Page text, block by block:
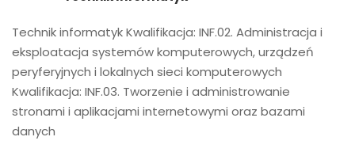
Technik informatyk Kwalifikacja: INF.02. Administracja i
eksploatacja systemów komputerowych, urządzeń
peryferyjnych i lokalnych sieci komputerowych
Kwalifikacja: INF.03. Tworzenie i administrowanie
stronami i aplikacjami internetowymi oraz bazami
danych